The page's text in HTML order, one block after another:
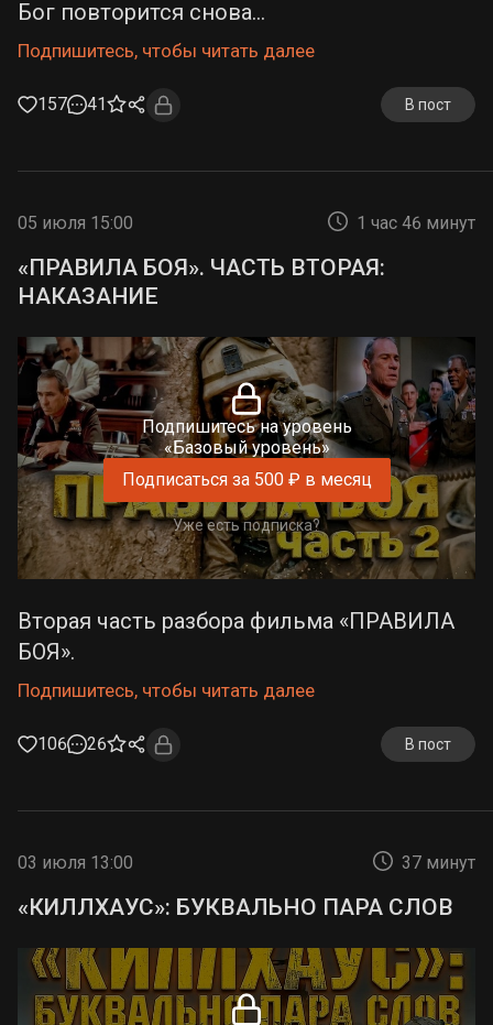
Бог повторится снова...
Подпишитесь, чтобы читать далее
157 41 В пост
05 июля 15:00 1 час 46 минут
«ПРАВИЛА БОЯ». ЧАСТЬ ВТОРАЯ:
НАКАЗАНИЕ
Подпишитесь на уровень
«Базовый уровень»
Подписаться за 500 ₽ в месяц
Уже есть подписка?
Вторая часть разбора фильма «ПРАВИЛА
БОЯ».
Подпишитесь, чтобы читать далее
106 26 В пост
03 июля 13:00 37 минут
«КИЛЛХАУС»: БУКВАЛЬНО ПАРА СЛОВ